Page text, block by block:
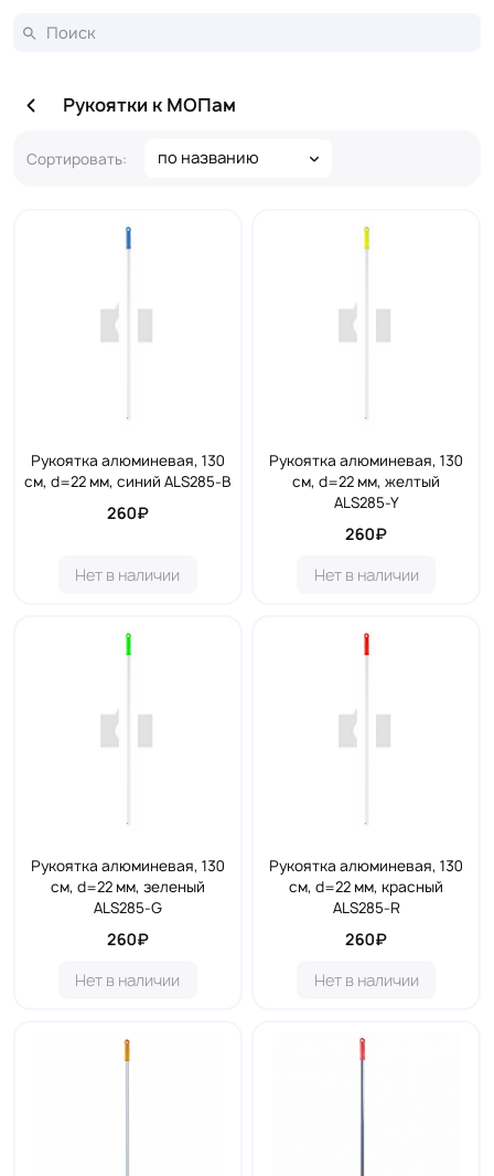
Рукоятки к МОПам
Сортировать: по названию
Рукоятка алюминевая, 130
см, d=22 мм, синий ALS285-B
260₽
Нет в наличии
Рукоятка алюминевая, 130
см, d=22 мм, желтый
ALS285-Y
260₽
Нет в наличии
Рукоятка алюминевая, 130
см, d=22 мм, зеленый
ALS285-G
260₽
Нет в наличии
Рукоятка алюминевая, 130
см, d=22 мм, красный
ALS285-R
260₽
Нет в наличии